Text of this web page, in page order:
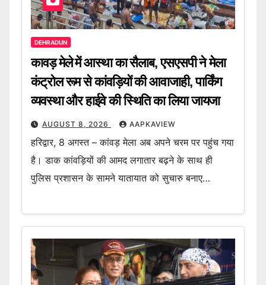
DEHRADUN
कावड़ मेले में आस्था का सैलाब, एसएसपी ने मेला
कंट्रोल रूम से कांवड़ियों की आवाजाही, पार्किंग
व्यवस्था और हाईवे की स्थिति का लिया जायजा
AUGUST 8, 2026 AAPKAVIEW
हरिद्वार, 8 अगस्त – कांवड़ मेला अब अपने चरम पर पहुंच गया
है। डाक कांवड़ियों की आमद लगातार बढ़ने के साथ ही
पुलिस प्रशासन के सामने यातायात को सुचारु बनाए…